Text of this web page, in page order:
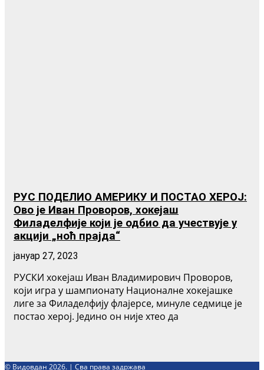
РУС ПОДЕЛИО АМЕРИКУ И ПОСТАО ХЕРОЈ:
Ово је Иван Проворов, хокејаш
Филаделфије који је одбио да учествује у
акцији „ноћ прајда“
јануар 27, 2023
РУСКИ хокејаш Иван Владимирович Проворов,
који игра у шампионату Националне хокејашке
лиге за Филаделфију флајерсе, минуле седмице је
постао херој. Једино он није хтео да
© Видовдан 2026. | Сва права задржава